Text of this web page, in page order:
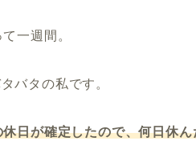
一週間。
バタの私です。
日が確定したので、何日休